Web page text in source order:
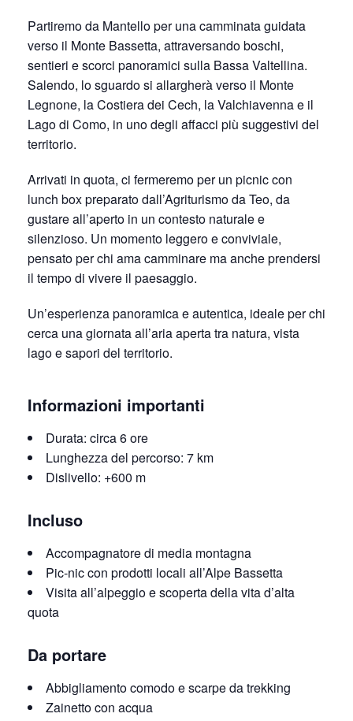
Partiremo da Mantello per una camminata guidata
verso il Monte Bassetta, attraversando boschi,
sentieri e scorci panoramici sulla Bassa Valtellina.
Salendo, lo sguardo si allargherà verso il Monte
Legnone, la Costiera dei Cech, la Valchiavenna e il
Lago di Como, in uno degli affacci più suggestivi del
territorio.
Arrivati in quota, ci fermeremo per un picnic con
lunch box preparato dall’Agriturismo da Teo, da
gustare all’aperto in un contesto naturale e
silenzioso. Un momento leggero e conviviale,
pensato per chi ama camminare ma anche prendersi
il tempo di vivere il paesaggio.
Un’esperienza panoramica e autentica, ideale per chi
cerca una giornata all’aria aperta tra natura, vista
lago e sapori del territorio.
Informazioni importanti
Durata: circa 6 ore
Lunghezza del percorso: 7 km
Dislivello: +600 m
Incluso
Accompagnatore di media montagna
Pic-nic con prodotti locali all’Alpe Bassetta
Visita all’alpeggio e scoperta della vita d’alta
quota
Da portare
Abbigliamento comodo e scarpe da trekking
Zainetto con acqua